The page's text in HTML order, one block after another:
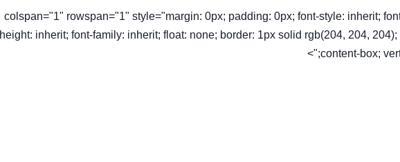
< colspan="1" rowspan="1" style="margin: 0px; padding: 0px; font-style: inherit;
height: inherit; font-family: inherit; float: none; border: 1px solid rgb(204, 204,
content-box;